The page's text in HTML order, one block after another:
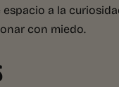
a la
con miedo.